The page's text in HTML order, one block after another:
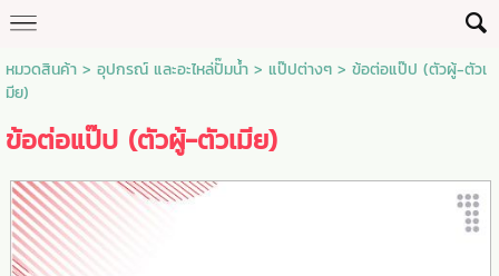
หมวดสินค้า> อุปกรณ์ และอะไหล่ปั๊มน้ำ> แป๊ปต่างๆ> ข้อต่อแป๊ป (ตัวผู้-ตัวเ
มีย)
ข้อต่อแป๊ป (ตัวผู้-ตัวเมีย)